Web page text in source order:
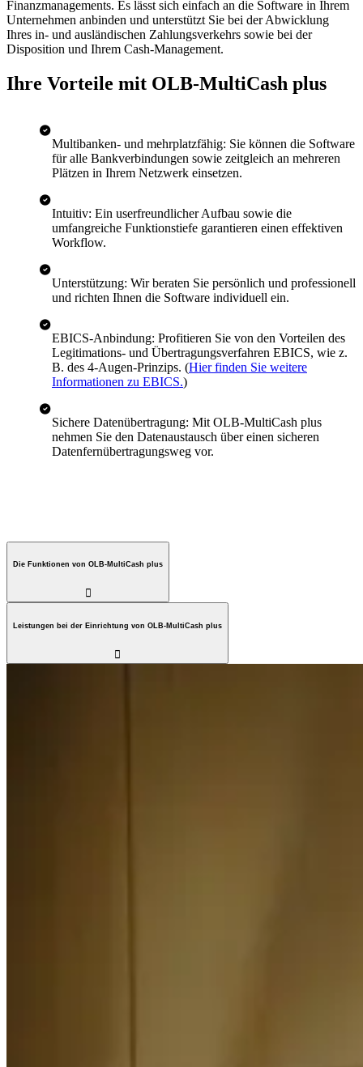
Finanzmanagements. Es lässt sich einfach an die Software in Ihrem
Unternehmen anbinden und unterstützt Sie bei der Abwicklung
Ihres in- und ausländischen Zahlungsverkehrs sowie bei der
Disposition und Ihrem Cash-Management.
Ihre Vorteile mit OLB-MultiCash plus
Multibanken- und mehrplatzfähig: Sie können die Software
für alle Bankverbindungen sowie zeitgleich an mehreren
Plätzen in Ihrem Netzwerk einsetzen.
Intuitiv: Ein userfreundlicher Aufbau sowie die
umfangreiche Funktionstiefe garantieren einen effektiven
Workflow.
Unterstützung: Wir beraten Sie persönlich und professionell
und richten Ihnen die Software individuell ein.
EBICS-Anbindung: Profitieren Sie von den Vorteilen des
Legitimations- und Übertragungsverfahren EBICS, wie z.
B. des 4-Augen-Prinzips. (Hier finden Sie weitere
Informationen zu EBICS.)
Sichere Datenübertragung: Mit OLB-MultiCash plus
nehmen Sie den Datenaustausch über einen sicheren
Datenfernübertragungsweg vor.
Die Funktionen von OLB-MultiCash plus

Leistungen bei der Einrichtung von OLB-MultiCash plus
